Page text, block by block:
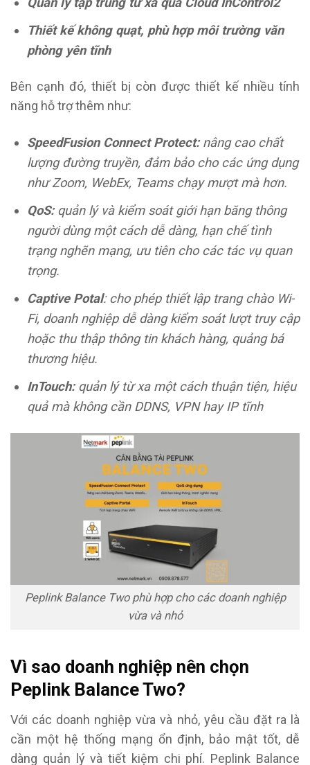
Thiết kế không quạt, phù hợp môi trường văn
phòng yên tĩnh
Bên cạnh đó, thiết bị còn được thiết kế nhiều tính
năng hỗ trợ thêm như:
SpeedFusion Connect Protect: nâng cao chất
lượng đường truyền, đảm bảo cho các ứng dụng
như Zoom, WebEx, Teams chạy mượt mà hơn.
QoS: quản lý và kiểm soát giới hạn băng thông
người dùng một cách dễ dàng, hạn chế tình
trạng nghẽn mạng, ưu tiên cho các tác vụ quan
trọng.
Captive Potal: cho phép thiết lập trang chào Wi-
Fi, doanh nghiệp dễ dàng kiểm soát lượt truy cập
hoặc thu thập thông tin khách hàng, quảng bá
thương hiệu.
InTouch: quản lý từ xa một cách thuận tiện, hiệu
quả mà không cần DDNS, VPN hay IP tĩnh
Peplink Balance Two phù hợp cho các doanh nghiệp
vừa và nhỏ
Vì sao doanh nghiệp nên chọn
Peplink Balance Two?
Với các doanh nghiệp vừa và nhỏ, yêu cầu đặt ra là
cần một hệ thống mạng ổn định, bảo mật tốt, dễ
dàng quản lý và tiết kiệm chi phí. Peplink Balance